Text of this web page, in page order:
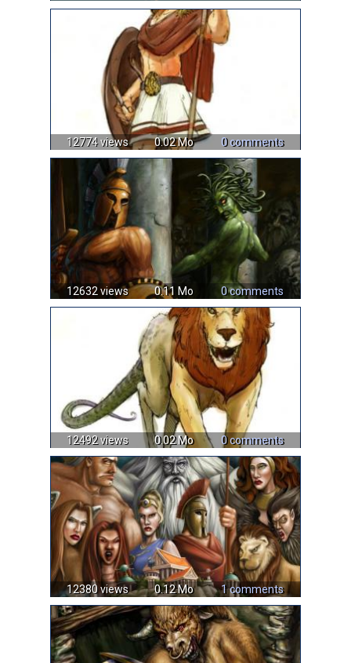
12774 views 0.02 Mo 0 comments
12632 views 0.11 Mo 0 comments
12492 views 0.02 Mo 0 comments
12380 views 0.12 Mo 1 comments